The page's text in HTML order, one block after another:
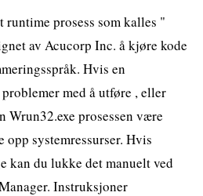
runtime prosess som kalles "
av Acucorp Inc. å kjøre kode
Hvis en
med å utføre , eller
Wrun32.exe prosessen være
systemressurser. Hvis
kan du lukke det manuelt ved
Instruksjoner